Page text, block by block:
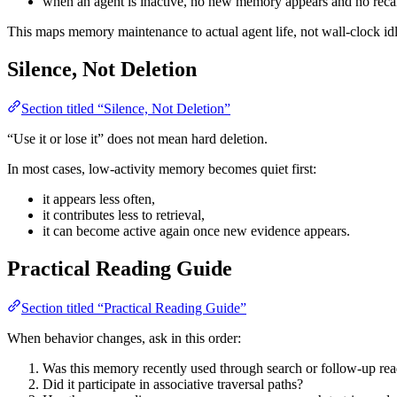
This maps memory maintenance to actual agent life, not wall-clock
Silence, Not Deletion
Section titled “Silence, Not Deletion”
“Use it or lose it” does not mean hard deletion.
In most cases, low-activity memory becomes quiet first:
it appears less often,
it contributes less to retrieval,
it can become active again once new evidence appears.
Practical Reading Guide
Section titled “Practical Reading Guide”
When behavior changes, ask in this order:
Was this memory recently used through search or follow-up
Did it participate in associative traversal paths?